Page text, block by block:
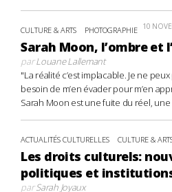
CULTURE & ARTS PHOTOGRAPHIE 10
Sarah Moon, l’ombre et
parLouane Lallemant
"La réalité c’est implacable. Je ne peux
besoin de m’en évader pour m’en
Sarah Moon est une fuite du réel,
ACTUALITÉS CULTURELLES CULTURE &
Les droits culturels:
politiques et
parSarah Joyaux